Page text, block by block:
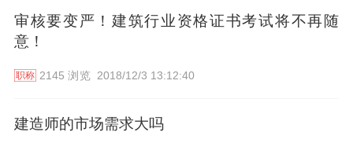
审核要变严！建筑行业资格证书考试将不再随
意！
职称 2145 浏览 2018/12/3 13:12:40
建造师的市场需求大吗